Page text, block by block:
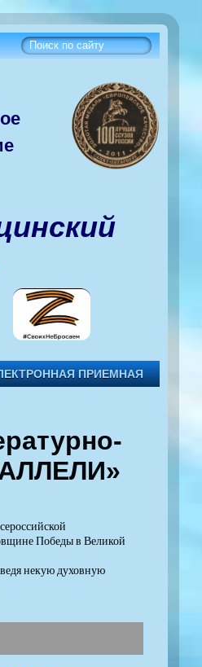
ПРИЕМНАЯ
Победы в Великой
некую духовную